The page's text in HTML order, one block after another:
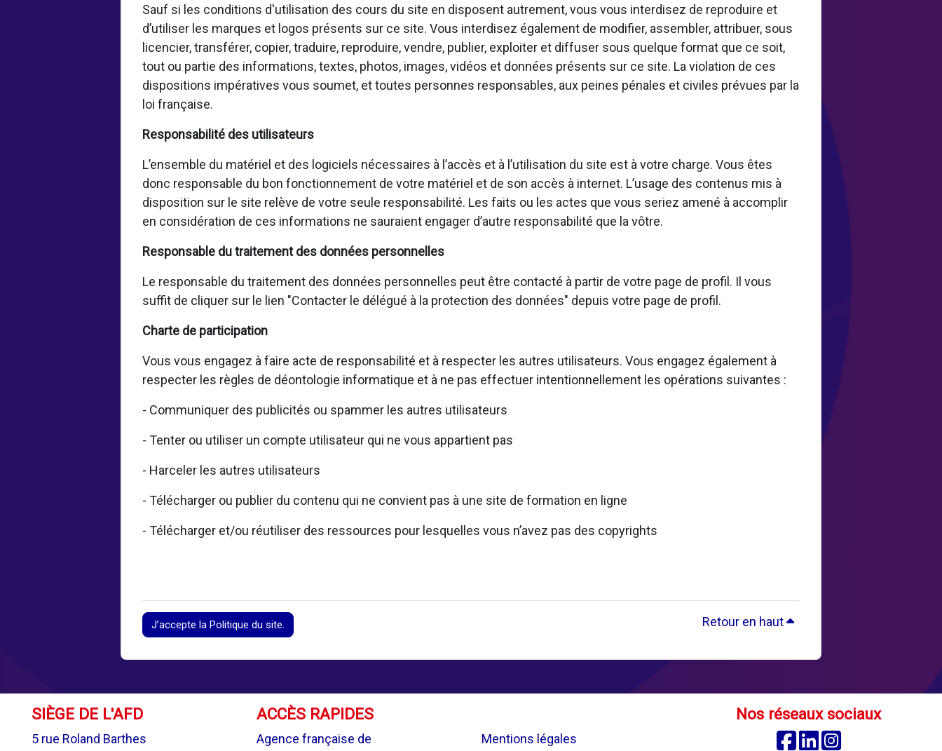
Sauf si les conditions d'utilisation des cours du site en disposent autrement, vous vous interdisez de reproduire et
d’utiliser les marques et logos présents sur ce site. Vous interdisez également de modifier, assembler, attribuer, sous
licencier, transférer, copier, traduire, reproduire, vendre, publier, exploiter et diffuser sous quelque format que ce soit,
tout ou partie des informations, textes, photos, images, vidéos et données présents sur ce site. La violation de ces
dispositions impératives vous soumet, et toutes personnes responsables, aux peines pénales et civiles prévues par la
loi française.
Responsabilité des utilisateurs
L’ensemble du matériel et des logiciels nécessaires à l’accès et à l’utilisation du site est à votre charge. Vous êtes
donc responsable du bon fonctionnement de votre matériel et de son accès à internet. L’usage des contenus mis à
disposition sur le site relève de votre seule responsabilité. Les faits ou les actes que vous seriez amené à accomplir
en considération de ces informations ne sauraient engager d’autre responsabilité que la vôtre.
Responsable du traitement des données personnelles
Le responsable du traitement des données personnelles peut être contacté à partir de votre page de profil. Il vous
suffit de cliquer sur le lien "Contacter le délégué à la protection des données" depuis votre page de profil.
Charte de participation
Vous vous engagez à faire acte de responsabilité et à respecter les autres utilisateurs. Vous engagez également à
respecter les règles de déontologie informatique et à ne pas effectuer intentionnellement les opérations suivantes :
- Communiquer des publicités ou spammer les autres utilisateurs
- Tenter ou utiliser un compte utilisateur qui ne vous appartient pas
- Harceler les autres utilisateurs
- Télécharger ou publier du contenu qui ne convient pas à une site de formation en ligne
- Télécharger et/ou réutiliser des ressources pour lesquelles vous n’avez pas des copyrights
J’accepte la Politique du site. Retour en haut
SIÈGE DE L'AFD
5 rue Roland Barthes
ACCÈS RAPIDES
Agence française de
Mentions légales
Nos réseaux sociaux
FacebookLinkedin